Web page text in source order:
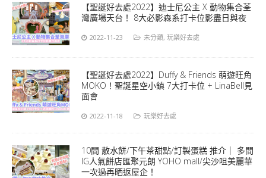
【聖誕好去處2022】迪士尼公主 X 動物集合荃
灣廣場天台！ 8大必影森系打卡位影盡日與夜
2022-11-23 未分類, 玩樂好去處
【聖誕好去處2022】Duffy & Friends 萌遊旺角
MOKO！聖誕星空小鎮 7大打卡位 + LinaBell見
面會
2022-11-18 玩樂好去處
10間 散水餅/下午茶甜點/訂製蛋糕 推介｜ 多間
IG人氣餅店匯聚元朗 YOHO mall/尖沙咀美麗華
一次過再晒返屋企！